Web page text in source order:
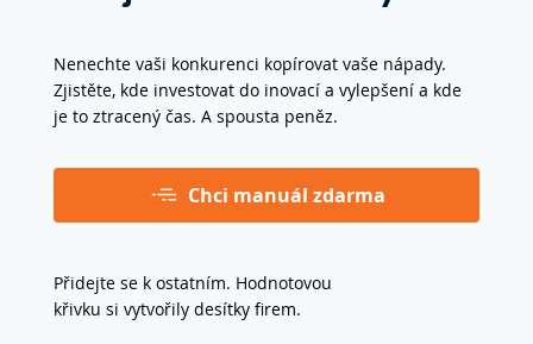
Nenechte vaši konkurenci kopírovat vaše nápady.
Zjistěte, kde investovat do inovací a vylepšení a kde
je to ztracený čas. A spousta peněz.
Chci manuál zdarma
Přidejte se k ostatním. Hodnotovou
křivku si vytvořily desítky firem.